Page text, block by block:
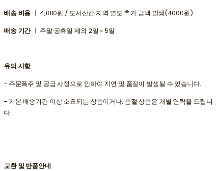
배송 비용 ㅣ 4,000원 / 도서산간 지역 별도 추가 금액 발생(4000원)
배송 기간 ㅣ 주말·공휴일 제외 2일 ~ 5일
유의 사항
- 주문폭주 및 공급 사정으로 인하여 지연 및 품절이 발생될 수 있습니다.
- 기본 배송기간 이상 소요되는 상품이거나, 품절 상품은 개별 연락을 드립니
다.
교환 및 반품안내